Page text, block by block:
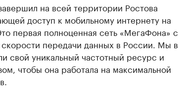
на всей территории Ростова
доступ к мобильному интернету на
первая полноценная сеть «МегаФона» с
передачи данных в России. Мы в
свой уникальный частотный ресурс и
чтобы она работала на максимальной